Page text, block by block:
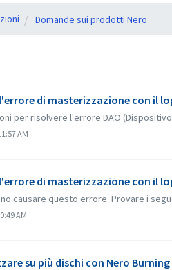
Domande sui prodotti Nero
di masterizzazione con il
per risolvere l'errore DAO
AM
di masterizzazione con il
causare questo errore. Provare i
AM
su più dischi con Nero Burning